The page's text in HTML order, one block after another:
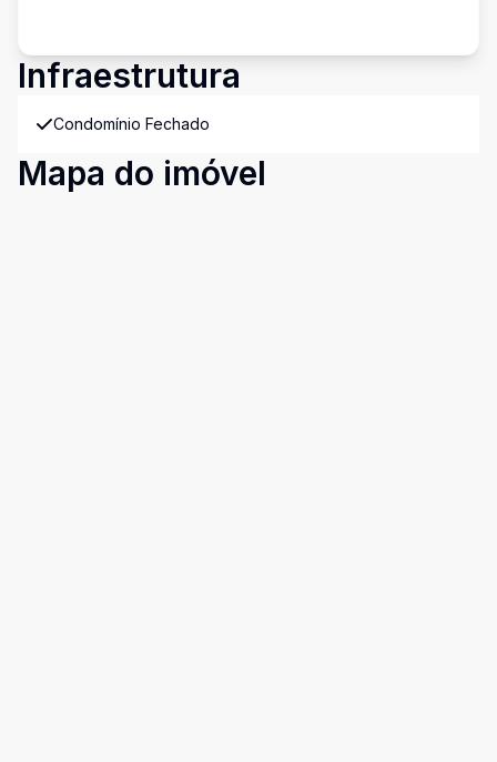
Infraestrutura
Condomínio Fechado
Mapa do imóvel